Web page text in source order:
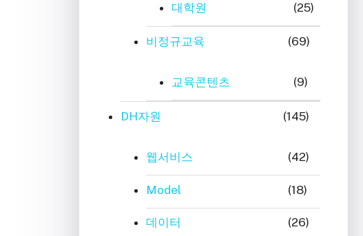
대학원 (25)
비정규교육 (69)
교육콘텐츠 (9)
DH자원 (145)
웹서비스 (42)
Model (18)
데이터 (26)